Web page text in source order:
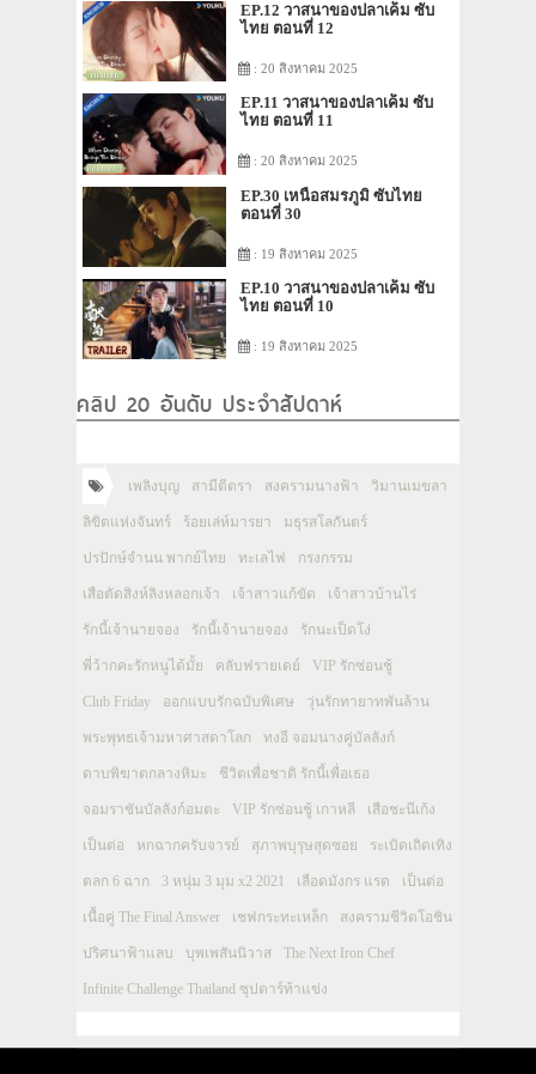
EP.12 วาสนาของปลาเค็ม ซับ
ไทย ตอนที่ 12
: 20 สิงหาคม 2025
EP.11 วาสนาของปลาเค็ม ซับ
ไทย ตอนที่ 11
: 20 สิงหาคม 2025
EP.30 เหนือสมรภูมิ ซับไทย
ตอนที่ 30
: 19 สิงหาคม 2025
EP.10 วาสนาของปลาเค็ม ซับ
ไทย ตอนที่ 10
: 19 สิงหาคม 2025
คลิป 20 อันดับ ประจำสัปดาห์
เพลิงบุญ สามีตีตรา สงครามนางฟ้า วิมานเมขลา
ลิขิตแห่งจันทร์ ร้อยเล่ห์มารยา มธุรสโลกันตร์
ปรปักษ์จำนน พากย์ไทย ทะเลไฟ กรงกรรม
เสือตัดสิงห์ลิงหลอกเจ้า เจ้าสาวแก้ขัด เจ้าสาวบ้านไร่
รักนี้เจ้านายจอง รักนี้เจ้านายจอง รักนะเป็ดโง่
พี่ว้ากคะรักหนูได้มั้ย คลับฟรายเดย์ VIP รักซ่อนชู้
Club Friday ออกแบบรักฉบับพิเศษ วุ่นรักทายาทพันล้าน
พระพุทธเจ้ามหาศาสดาโลก ทงอี จอมนางคู่บัลลังก์
ดาบพิฆาตกลางหิมะ ชีวิตเพื่อชาติ รักนี้เพื่อเธอ
จอมราชันบัลลังก์อมตะ VIP รักซ่อนชู้ เกาหลี เสือชะนีเก้ง
เป็นต่อ หกฉากครับจารย์ สุภาพบุรุษสุดซอย ระเบิดเถิดเทิง
ตลก 6 ฉาก 3 หนุ่ม 3 มุม x2 2021 เลือดมังกร แรด เป็นต่อ
เนื้อคู่ The Final Answer เชฟกระทะเหล็ก สงครามชีวิตโอชิน
ปริศนาฟ้าแลบ บุพเพสันนิวาส The Next Iron Chef
Infinite Challenge Thailand ซุปตาร์ท้าแข่ง